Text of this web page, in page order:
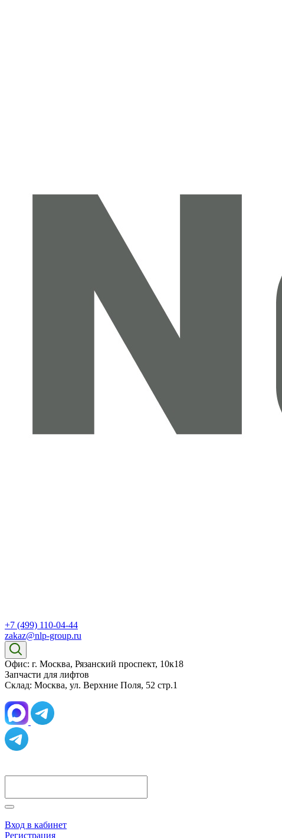
+7 (499) 110-04-44
zakaz@nlp-group.ru
Офис: г. Москва, Рязанский проспект, 10к18
Запчасти для лифтов
Склад: Москва, ул. Верхние Поля, 52 стр.1
Вход в кабинет
Регистрация